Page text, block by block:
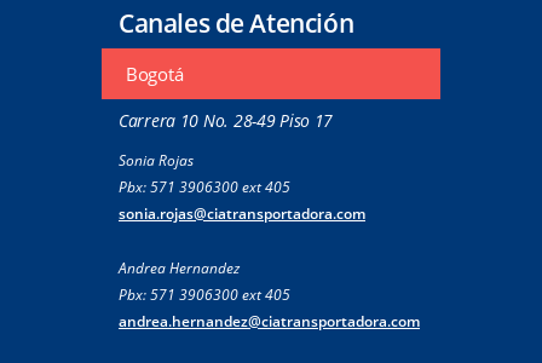
Canales de Atención
Bogotá
Carrera 10 No. 28-49 Piso 17
Sonia Rojas
Pbx: 571 3906300 ext 405
sonia.rojas@ciatransportadora.com
Andrea Hernandez
Pbx: 571 3906300 ext 405
andrea.hernandez@ciatransportadora.com